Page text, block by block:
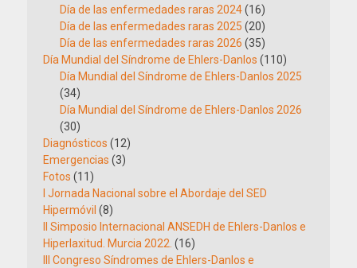
Día de las enfermedades raras 2024(16)
Día de las enfermedades raras 2025 (20)
Día de las enfermedades raras 2026 (35)
Día Mundial del Síndrome de Ehlers-Danlos (110)
Día Mundial del Síndrome de Ehlers-Danlos 2025
(34)
Día Mundial del Síndrome de Ehlers-Danlos 2026
(30)
Diagnósticos (12)
Emergencias (3)
Fotos (11)
I Jornada Nacional sobre el Abordaje del SED
Hipermóvil (8)
II Simposio Internacional ANSEDH de Ehlers-Danlos e
Hiperlaxitud. Murcia 2022. (16)
III Congreso Síndromes de Ehlers-Danlos e